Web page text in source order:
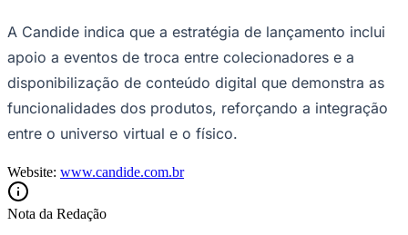
A Candide indica que a estratégia de lançamento inclui
apoio a eventos de troca entre colecionadores e a
disponibilização de conteúdo digital que demonstra as
funcionalidades dos produtos, reforçando a integração
entre o universo virtual e o físico.
Website: www.candide.com.br
Nota da Redação